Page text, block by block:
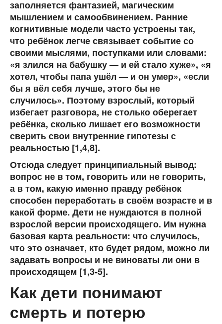
заполняется фантазией, магическим
мышлением и самообвинением. Ранние
когнитивные модели часто устроены так,
что ребёнок легче связывает событие со
своими мыслями, поступками или словами:
«я злился на бабушку — и ей стало хуже», «я
хотел, чтобы папа ушёл — и он умер», «если
бы я вёл себя лучше, этого бы не
случилось». Поэтому взрослый, который
избегает разговора, не столько оберегает
ребёнка, сколько лишает его возможности
сверить свои внутренние гипотезы с
реальностью [1,4,8].
Отсюда следует принципиальный вывод:
вопрос не в том, говорить или не говорить,
а в том, какую именно правду ребёнок
способен переработать в своём возрасте и в
какой форме. Дети не нуждаются в полной
взрослой версии происходящего. Им нужна
базовая карта реальности: что случилось,
что это означает, кто будет рядом, можно ли
задавать вопросы и не виноваты ли они в
происходящем [1,3-5].
Как дети понимают
смерть и потерю